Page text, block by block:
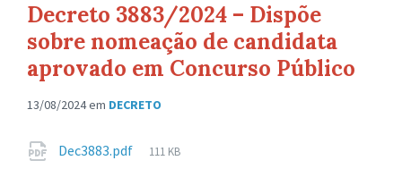
Decreto 3883/2024 – Dispõe
sobre nomeação de candidata
aprovado em Concurso Público
13/08/2024em DECRETO
Anexos
Dec3883.pdf
Tamanho
111 KB